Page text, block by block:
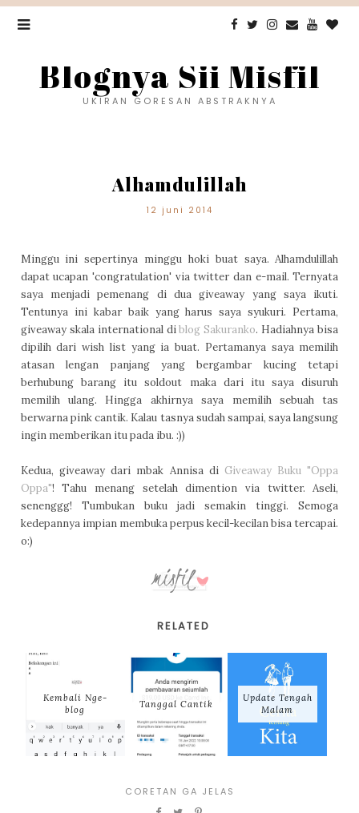
Blognya Sii Misfil
UKIRAN GORESAN ABSTRAKNYA
Alhamdulillah
12 juni 2014
Minggu ini sepertinya minggu hoki buat saya. Alhamdulillah
dapat ucapan 'congratulation' via twitter dan e-mail. Ternyata
saya menjadi pemenang di dua giveaway yang saya ikuti.
Tentunya ini kabar baik yang harus saya syukuri. Pertama,
giveaway skala international diblog Sakuranko. Hadiahnya bisa
dipilih dari wish list yang ia buat. Pertamanya saya memilih
atasan lengan panjang yang bergambar kucing tetapi
berhubung barang itu soldout maka dari itu saya disuruh
memilih ulang. Hingga akhirnya saya memilih sebuah tas
berwarna pink cantik. Kalau tasnya sudah sampai, saya langsung
ingin memberikan itu pada ibu. :))
Kedua, giveaway dari mbak Annisa di Giveaway Buku "Oppa
Oppa"! Tahu menang setelah dimention via twitter. Aseli,
senenggg! Tumbukan buku jadi semakin tinggi. Semoga
kedepannya impian membuka perpus kecil-kecilan bisa tercapai.
o:)
RELATED
Kembali Nge-
blog
Tanggal Cantik
Update Tengah
Malam
CORETAN GA JELAS